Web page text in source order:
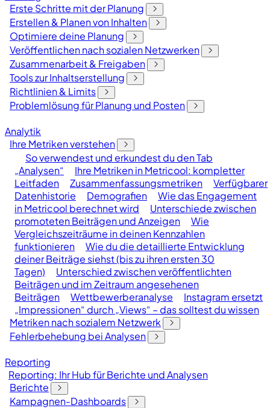
Erste Schritte mit der Planung
Erstellen & Planen von Inhalten
Optimiere deine Planung
Veröffentlichen nach sozialen Netzwerken
Zusammenarbeit & Freigaben
Tools zur Inhaltserstellung
Richtlinien & Limits
Problemlösung für Planung und Posten
Analytik
Ihre Metriken verstehen
So verwendest und erkundest du den Tab
„Analysen“
Ihre Metriken in Metricool: kompletter
Leitfaden
Zusammenfassungsmetriken
Verfügbarer
Datenhistorie
Demografien
Wie das Engagement
in Metricool berechnet wird
Unterschiede zwischen
promoteten Beiträgen und Anzeigen
Wie
Vergleichszeiträume in deinen Kennzahlen
funktionieren
Wie du die detaillierte Entwicklung
deiner Beiträge siehst (bis zu ihren ersten 30
Tagen)
Unterschied zwischen veröffentlichten
Beiträgen und im Zeitraum angesehenen
Beiträgen
Wettbewerberanalyse
Instagram ersetzt
„Impressionen“ durch „Views“ – das solltest du wissen
Metriken nach sozialem Netzwerk
Fehlerbehebung bei Analysen
Reporting
Reporting: Ihr Hub für Berichte und Analysen
Berichte
Kampagnen-Dashboards